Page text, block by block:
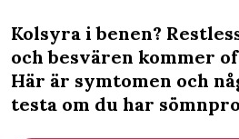
Kolsyra i benen?
och besvären kommer
Här är symtomen och
testa om du har